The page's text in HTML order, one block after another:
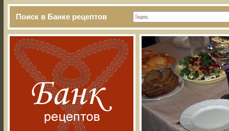
Поиск в Банке рецептов